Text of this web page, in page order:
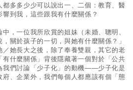
多多少少可以說出一、二個：教育、醫
到我，這些跟我有什麼關係？
，一位我所欣賞的姐妹（未婚、聰明、
關於孩子的一切，與她有什麼關係？」
她長大之後，除了奉養雙親，其它的老
什麼關係」背後隱藏著一個對於「公共
我們討論「少子化」的動機——少子化是
、企業外，我們每個人都應該有個「態